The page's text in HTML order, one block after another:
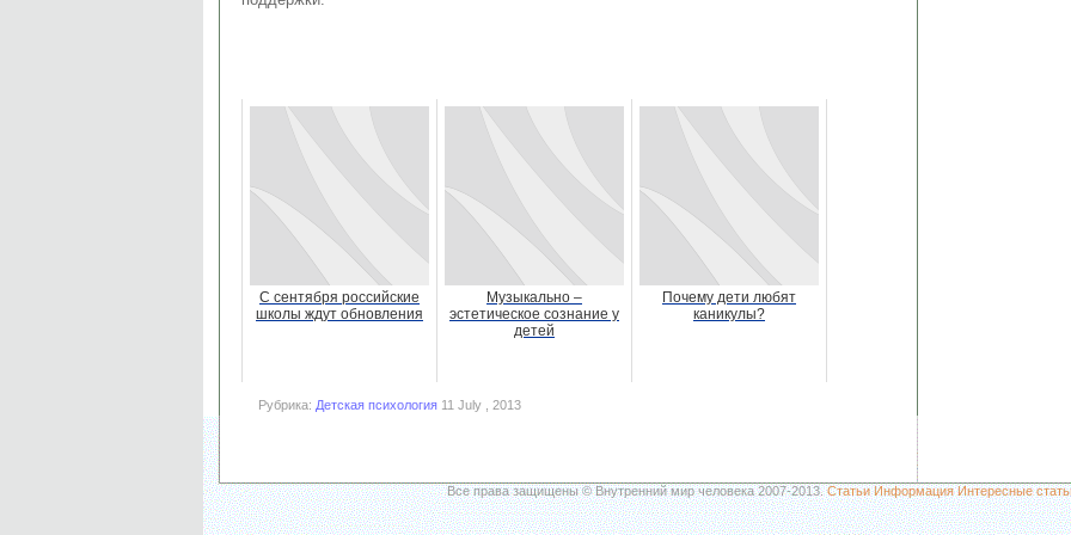
С сентября российские
школы ждут обновления
Музыкально –
эстетическое сознание у
детей
Почему дети любят
каникулы?
Рубрика: Детская психология 11 July , 2013
Все права защищены © Внутренний мир человека 2007-2013.Статьи Информация Интересные